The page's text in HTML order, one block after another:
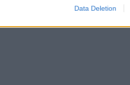
Data Deletion